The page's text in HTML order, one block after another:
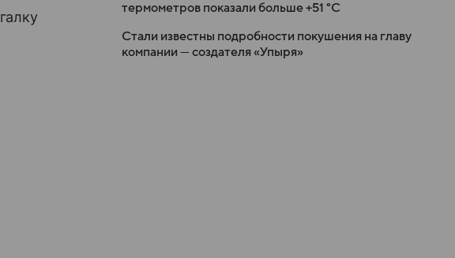
термометров показали больше +51 °C
Стали известны подробности покушения на главу
компании — создателя «Упыря»